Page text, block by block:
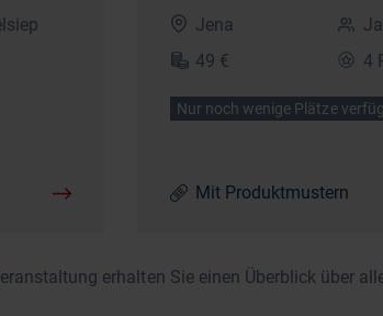
Jena
49 €
4
Nur noch wenige Plätze
Mit Produktmustern
erhalten Sie einen Überblick über